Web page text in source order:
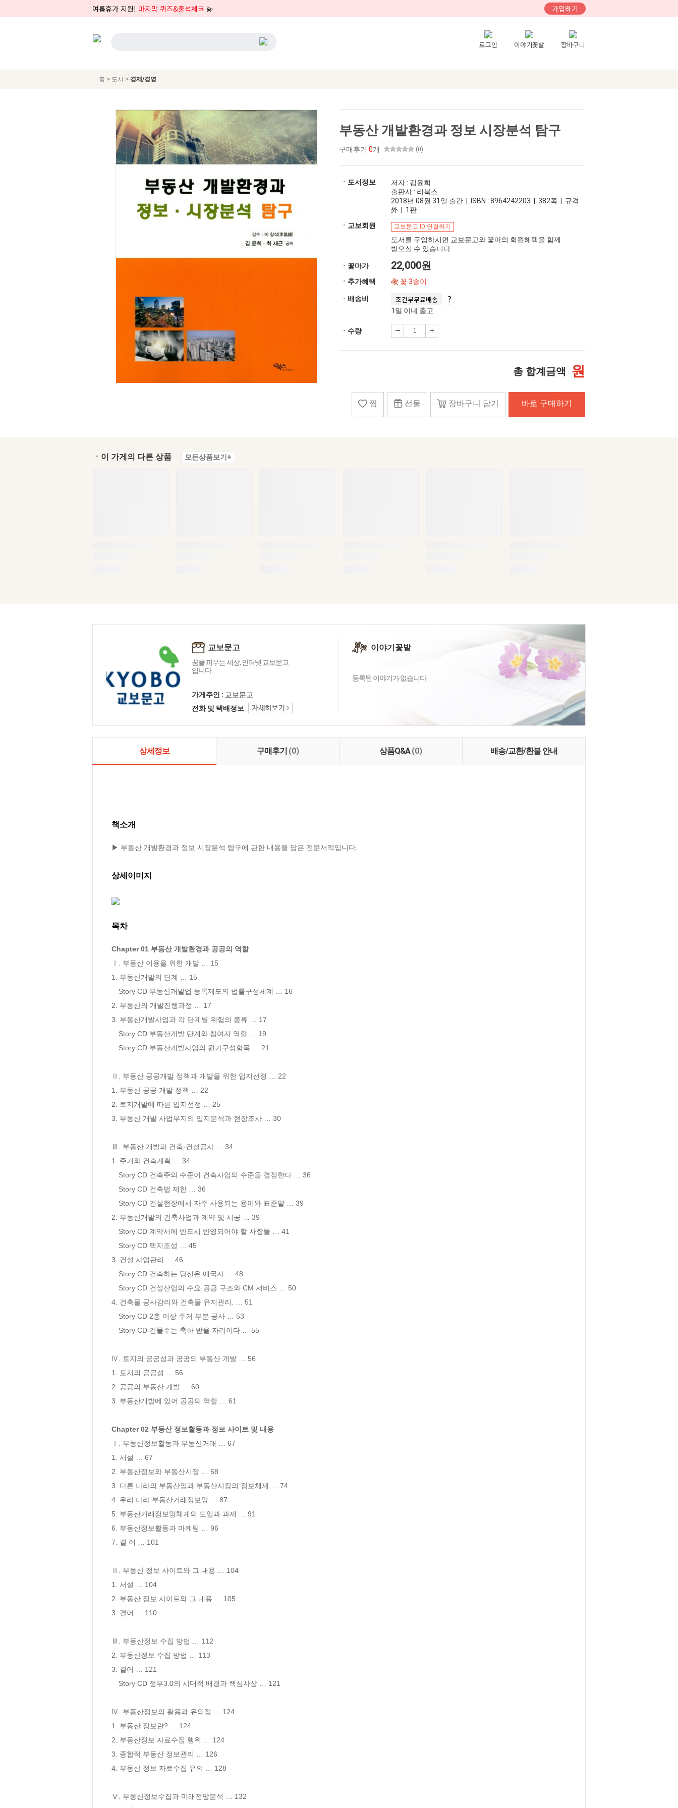
여름휴가 지원! 마지막 퀴즈&출석체크 💫 가입하기
로그인 이야기꽃밭 장바구니
홈 > 도서 > 경제/경영
부동산 개발환경과 정보 시장분석 탐구
구매후기 0개 (0)
ㆍ도서정보
저자 : 김윤희
출판사 : 리북스
2018년 08월 31일 출간 | ISBN : 8964242203 | 382쪽 | 규격
外 | 1판
ㆍ교보회원
교보문고 ID 연결하기
도서를 구입하시면 교보문고와 꽃마의 회원혜택을 함께
받으실 수 있습니다.
ㆍ꽃마가 22,000원
ㆍ추가혜택 꽃 3송이
ㆍ배송비 조건부무료배송
1일 이내 출고
ㆍ수량
총 합계금액 원
찜 선물 장바구니 담기 바로 구매하기
ㆍ이 가게의 다른 상품 모든상품보기+
교보문고
꿈을 피우는 세상, 인터넷 교보문고
입니다.
가게주인 : 교보문고
전화 및 택배정보
이야기꽃밭
등록된 이야기가 없습니다.
상세정보 구매후기 (0) 상품Q&A(0) 배송/교환/환불 안내
책소개
▶ 부동산 개발환경과 정보 시장분석 탐구에 관한 내용을 담은 전문서적입니다.
상세이미지
목차
Chapter 01 부동산 개발환경과 공공의 역할
Ⅰ. 부동산 이용을 위한 개발 … 15
1. 부동산개발의 단계 … 15
Story CD 부동산개발업 등록제도의 법률구성체계 … 16
2. 부동산의 개발진행과정 … 17
3. 부동산개발사업과 각 단계별 위험의 종류 … 17
Story CD 부동산개발 단계와 참여자 역할 … 19
Story CD 부동산개발사업의 원가구성항목 … 21
Ⅱ. 부동산 공공개발 정책과 개발을 위한 입지선정 … 22
1. 부동산 공공 개발 정책 … 22
2. 토지개발에 따른 입지선정 … 25
3. 부동산 개발 사업부지의 입지분석과 현장조사 … 30
Ⅲ. 부동산 개발과 건축·건설공사 … 34
1. 주거와 건축계획 … 34
Story CD 건축주의 수준이 건축사업의 수준을 결정한다 … 36
Story CD 건축법 제한 … 36
Story CD 건설현장에서 자주 사용되는 용어와 표준말 … 39
2. 부동산개발의 건축사업과 계약 및 시공 … 39
Story CD 계약서에 반드시 반영되어야 할 사항들 … 41
Story CD 택지조성 … 45
3. 건설 사업관리 … 46
Story CD 건축하는 당신은 애국자 … 48
Story CD 건설산업의 수요·공급 구조와 CM 서비스 … 50
4. 건축물 공사감리와 건축물 유지관리. … 51
Story CD 2층 이상 주거 부분 공사 … 53
Story CD 건물주는 축하 받을 자리이다 … 55
Ⅳ. 토지의 공공성과 공공의 부동산 개발 … 56
1. 토지의 공공성 … 56
2. 공공의 부동산 개발 … 60
3. 부동산개발에 있어 공공의 역할 … 61
Chapter 02 부동산 정보활동과 정보 사이트 및 내용
Ⅰ. 부동산정보활동과 부동산거래 … 67
1. 서설 … 67
2. 부동산정보와 부동산시장 … 68
3. 다른 나라의 부동산업과 부동산시장의 정보체제 … 74
4. 우리 나라 부동산거래정보망 … 87
5. 부동산거래정보망체계의 도입과 과제 … 91
6. 부동산정보활동과 마케팅 … 96
7. 결 어 … 101
Ⅱ. 부동산 정보 사이트와 그 내용 … 104
1. 서설 … 104
2. 부동산 정보 사이트와 그 내용 … 105
3. 결어 … 110
Ⅲ. 부동산정보 수집 방법 … 112
2. 부동산정보 수집 방법 … 113
3. 결어 … 121
Story CD 정부3.0의 시대적 배경과 핵심사상 … 121
Ⅳ. 부동산정보의 활용과 유의점 … 124
1. 부동산 정보란? … 124
2. 부동산정보 자료수집 행위 … 124
3. 종합적 부동산 정보관리 … 126
4. 부동산 정보 자료수집 유의 … 128
Ⅴ. 부동산정보수집과 미래전망분석 … 132